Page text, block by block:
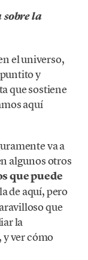
sobre la
el universo,
y
que sostiene
aquí
va a
algunos otros
que puede
de aquí, pero
que
la
y ver cómo